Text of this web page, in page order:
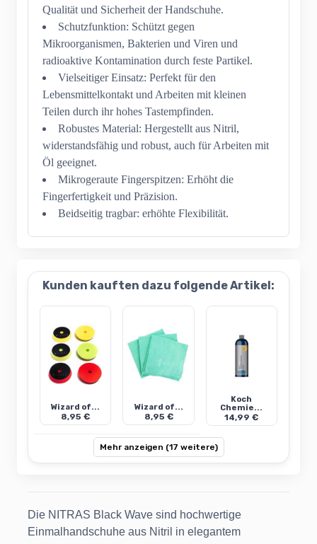
Qualität und Sicherheit der Handschuhe.
Schutzfunktion: Schützt gegen
Mikroorganismen, Bakterien und Viren und
radioaktive Kontamination durch feste Partikel.
Vielseitiger Einsatz: Perfekt für den
Lebensmittelkontakt und Arbeiten mit kleinen
Teilen durch ihr hohes Tastempfinden.
Robustes Material: Hergestellt aus Nitril,
widerstandsfähig und robust, auch für Arbeiten mit
Öl geeignet.
Mikrogeraute Fingerspitzen: Erhöht die
Fingerfertigkeit und Präzision.
Beidseitig tragbar: erhöhte Flexibilität.
Kunden kauften dazu folgende Artikel:
Wizard of...
8,95 €
Wizard of...
8,95 €
Koch
Chemie...
14,99 €
Mehr anzeigen (17 weitere)
Die NITRAS Black Wave sind hochwertige
Einmalhandschuhe aus Nitril in elegantem